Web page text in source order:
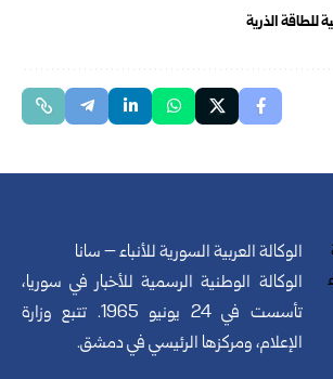
للطاقة الذرية
الوكالة العربية السورية للأنباء – سانا
الوكالة الوطنية الرسمية للأخبار في سوريا،
تأسست في 24 يونيو 1965. تتبع وزارة
الإعلام، ومركزها الرئيسي في دمشق.